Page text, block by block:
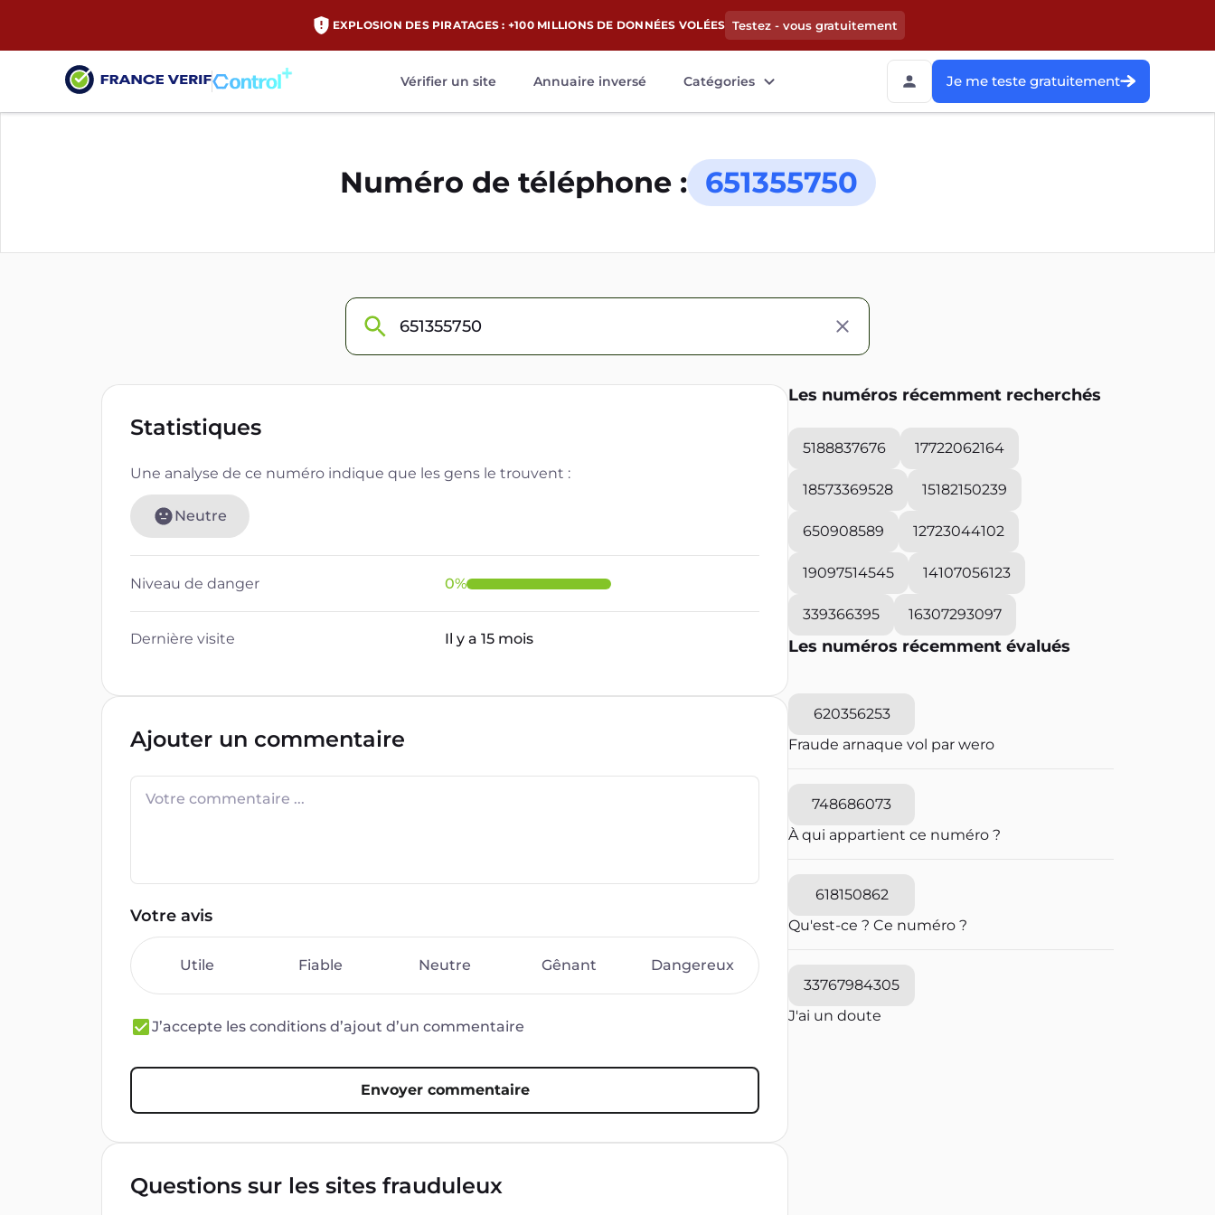
EXPLOSION DES PIRATAGES : +100 MILLIONS DE DONNÉES VOLÉES Testez - vous gratuitement
Vérifier un site Annuaire inversé Catégories Je me teste gratuitement
Numéro de téléphone : 651355750
Statistiques
Une analyse de ce numéro indique que les gens le trouvent :
Neutre
Niveau de danger 0%
Dernière visite Il y a 15 mois
Ajouter un commentaire
Votre avis
Utile Fiable Neutre Gênant Dangereux
J’accepte les conditions d’ajout d’un commentaire
Envoyer commentaire
Questions sur les sites frauduleux
Les numéros récemment recherchés
5188837676 17722062164
18573369528 15182150239
650908589 12723044102
19097514545 14107056123
339366395 16307293097
Les numéros récemment évalués
620356253
Fraude arnaque vol par wero
748686073
À qui appartient ce numéro ?
618150862
Qu'est-ce ? Ce numéro ?
33767984305
J'ai un doute